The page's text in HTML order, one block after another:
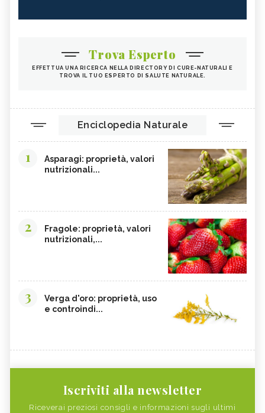
Trova Esperto
EFFETTUA UNA RICERCA NELLA DIRECTORY DI CURE-NATURALI E
TROVA IL TUO ESPERTO DI SALUTE NATURALE.
Enciclopedia Naturale
1
Asparagi: proprietà, valori
nutrizionali...
2
Fragole: proprietà, valori
nutrizionali,...
3
Verga d'oro: proprietà, uso
e controindi...
Iscriviti alla newsletter
Riceverai preziosi consigli e informazioni sugli ultimi